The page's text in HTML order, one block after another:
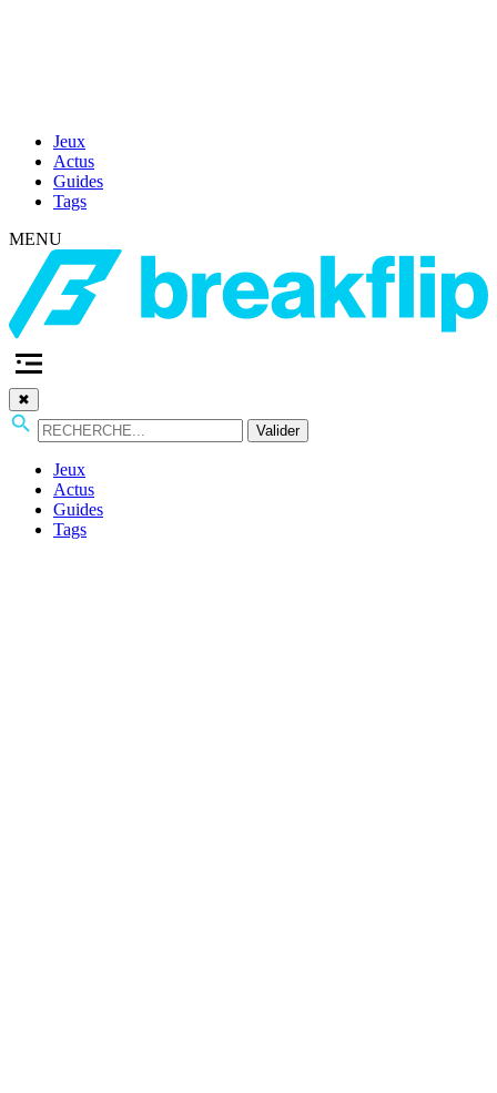
Jeux
Actus
Guides
Tags
MENU
✖
Valider
Jeux
Actus
Guides
Tags